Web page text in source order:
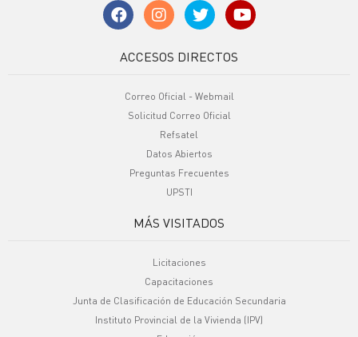
ACCESOS DIRECTOS
Correo Oficial - Webmail
Solicitud Correo Oficial
Refsatel
Datos Abiertos
Preguntas Frecuentes
UPSTI
MÁS VISITADOS
Licitaciones
Capacitaciones
Junta de Clasificación de Educación Secundaria
Instituto Provincial de la Vivienda (IPV)